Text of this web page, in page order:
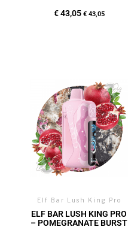
€43,05 €43,05
Elf Bar Lush King Pro
ELF BAR LUSH KING PRO
– POMEGRANATE BURST